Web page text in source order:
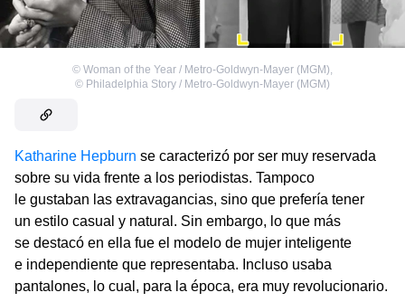
© Woman of the Year / Metro-Goldwyn-Mayer (MGM)
© Philadelphia Story / Metro-Goldwyn-Mayer (MGM)
Katharine Hepburn se caracterizó por ser muy reservada
sobre su vida frente a los periodistas. Tampoco
le gustaban las extravagancias, sino que prefería tener
un estilo casual y natural. Sin embargo, lo que más
se destacó en ella fue el modelo de mujer inteligente
e independiente que representaba. Incluso usaba
pantalones, lo cual, para la época, era muy revolucionario.